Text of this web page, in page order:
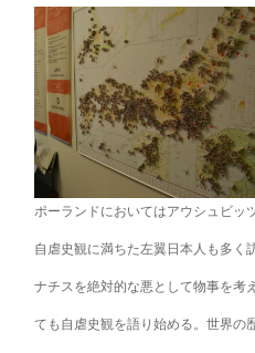
ポーランドにおいてはアウシュビッ
自虐史観に満ちた左翼日本人も多
ナチスを絶対的な悪として物事を考
ても自虐史観を語り始める。世界の